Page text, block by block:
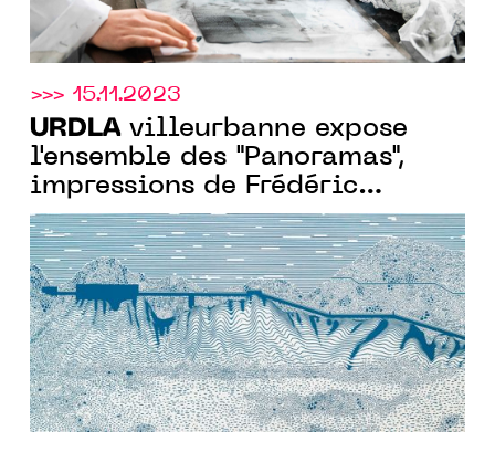
>>> 15.11.2023
URDLAvilleurbanne expose
l'ensemble des "Panoramas",
impressions de Frédéric
Cordier du 18.11 Au 25.11.2023